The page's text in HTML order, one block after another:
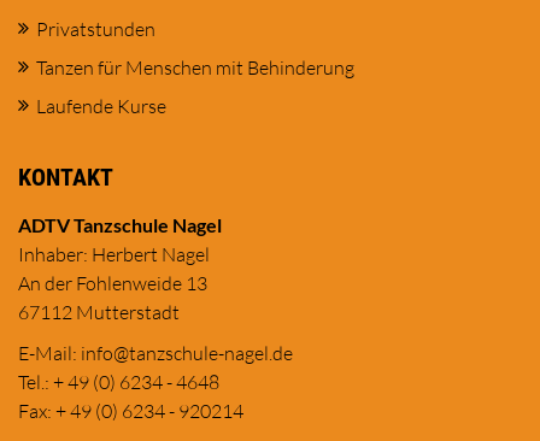
Privatstunden
Tanzen für Menschen mit Behinderung
Laufende Kurse
KONTAKT
ADTV Tanzschule Nagel
Inhaber: Herbert Nagel
An der Fohlenweide 13
67112 Mutterstadt
E-Mail: info@tanzschule-nagel.de
Tel.: + 49 (0) 6234 - 4648
Fax: + 49 (0) 6234 - 920214